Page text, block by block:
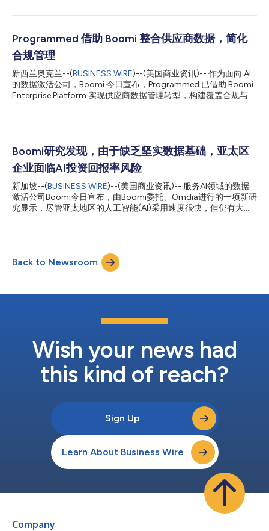
者的调查显示，86%的组织已经跨越了AI智能体的试点阶段，但仅
体混乱”状态（即在治理、集成、API/MCP管理等类别的运营准备度
方面排名后四分之一）的组织中，有77%仍在盲目推进生产部署，
这使他们平均面临高达210万美元的额外成本风险，这些成本来自
合规罚款、客户流失、运营中断以及返工。相比之下，具备“智能
体可控”能力（即准备度排名前四分之一）的组织则审慎且自信得
多：55%的组织表示对其智能体的行动和决策具有高度信心，而
在“智能体混乱”组织中，这一比例仅为22%。 Boomi董事长兼首席
Programmed 借助 Boomi 整合供应商数据，简化
合规管理
新西兰奥克兰--(BUSINESS WIRE)--(美国商业资讯)-- 作为面向 AI
的数据激活公司，Boomi 今日宣布，Programmed 已借助 Boomi
Enterprise Platform 实现供应商数据管理转型，构建覆盖合规与运
务覆盖澳大拉西亚地区的运营、人才派遣及维护服务提供商，为采
供设施管理、物业维护、培训及劳动力解决方案。对于如此规模的
企业而言，供应商信息已成为支撑业务运营的重要基础设施。然
而，由于相关信息分散于不同业务单元及应用系统，细微的数据问
题也可能迅速累积，进而演变为业务风险。因此，Programmed
希望进一步提升其建筑与设施管理业务中逾 18,000 家活跃供应商
的管理一致性，实现更加统一、规范的供应商管理。 此前，由于
缺乏统一的数据源，Programmed 在供应商遴选过程中面临不必
Boomi研究发现，由于缺乏坚实数据基础，亚太区
企业面临AI投资回报率风险
新加坡--(BUSINESS WIRE)--(美国商业资讯)-- 服务AI领域的数据
激活公司Boomi今日宣布，由Boomi委托、Omdia进行的一项新研
究显示，尽管亚太地区的人工智能(AI)采用速度很快，但仍有大量
开展AI计划。九成的受访者认为，AI赋能的自动化将在两到三年内
显著重塑其业务流程。 尽管普及势头强劲，但目前只有46%的企
业采用了以平台为主导的集成方法，这凸显了AI雄心与执行能力之
有效衡量AI计划的成功与否，这在评估投资回报率时是一个关键的
区企业正在快速推进AI，但研究表明，许多企业似乎仍将AI视为更
广泛技术支出的延伸，而不是一项战略性的业务转型计划。采用AI
础。如果没有统一的集成、治理和数据质量框架...
Back to Newsroom
Wish your news had
this kind of reach?
Sign Up
Learn About Business Wire
Company